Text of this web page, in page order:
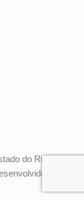
do Rio de
pela